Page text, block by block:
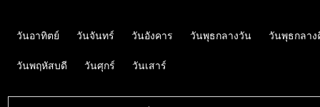
วันอาทิตย์ วันจันทร์ วันอังคาร วันพุธกลางวัน วันพุธกลา
วันพฤหัสบดี วันศุกร์ วันเสาร์